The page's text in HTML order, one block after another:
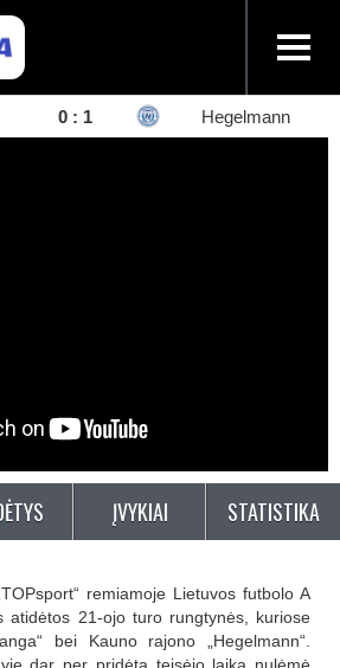
0 : 1 Hegelmann
ĮVYKIAI STATISTIKA
remiamoje Lietuvos futbolo A
atidėtos 21-ojo turo rungtynės, kuriose
bei Kauno rajono „Hegelmann“.